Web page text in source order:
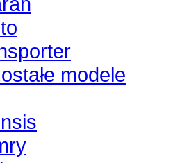
modele